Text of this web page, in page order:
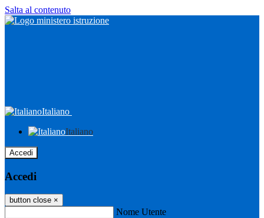
Salta al contenuto
Italiano
Italiano
Accedi
Accedi
button close ×
Nome Utente